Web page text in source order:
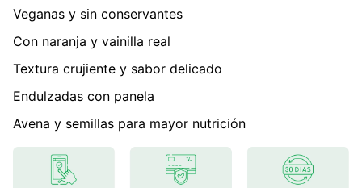
9.
ashwagandha
10 . clorofila
Veganas y sin conservantes
Con naranja y vainilla real
Textura crujiente y sabor delicado
Endulzadas con panela
Avena y semillas para mayor nutrición